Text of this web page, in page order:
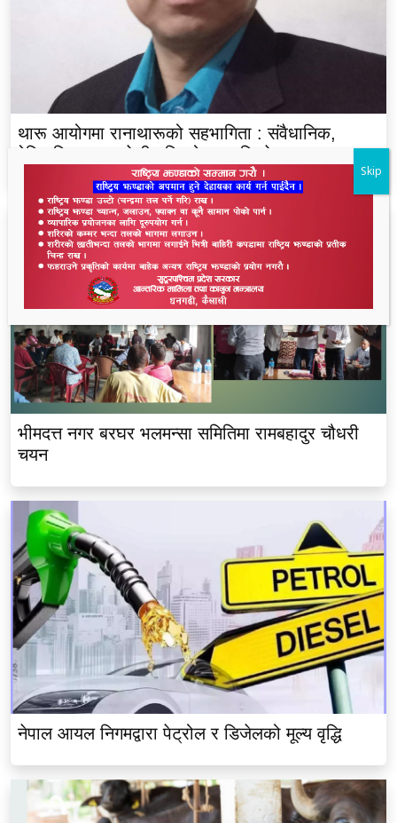
थारू आयोगमा रानाथारूको सहभागिता : संवैधानिक,
ऐतिहासिक र समावेशी दृष्टिकोणबाट विश्लेषण
भीमदत्त नगर बरघर भलमन्सा समितिमा रामबहादुर चौधरी
चयन
नेपाल आयल निगमद्वारा पेट्रोल र डिजेलको मूल्य वृद्धि
Skip